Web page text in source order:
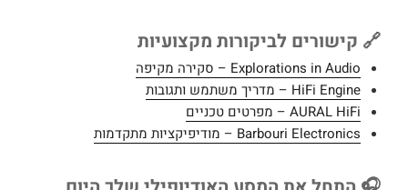
🔗 קישורים לביקורות מקצועיות
Explorations in Audio – סקירה מקיפה
HiFi Engine – מדריך משתמש ותגובות
AURAL HiFi – מפרטים טכניים
Barbouri Electronics – מודיפיקציות מתקדמות